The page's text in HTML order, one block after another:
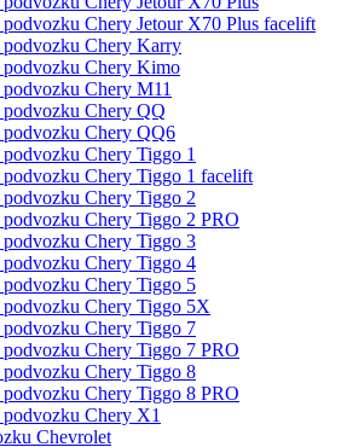
Chery Jetour X70 Plus facelift
Chery Karry
Chery Kimo
Chery M11
Chery QQ
Chery QQ6
Chery Tiggo 1
Chery Tiggo 1 facelift
Chery Tiggo 2
Chery Tiggo 2 PRO
Chery Tiggo 3
Chery Tiggo 4
Chery Tiggo 5
Chery Tiggo 5X
Chery Tiggo 7
Chery Tiggo 7 PRO
Chery Tiggo 8
Chery Tiggo 8 PRO
Chery X1
Chevrolet